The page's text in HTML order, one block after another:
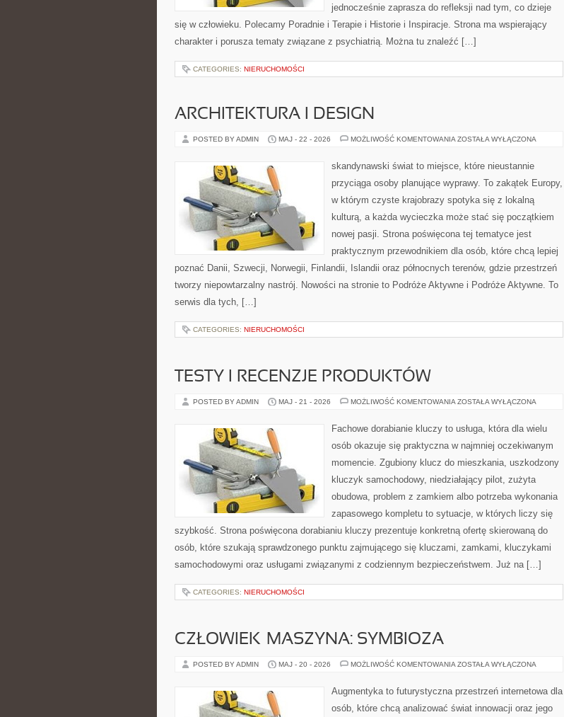
jednocześnie zaprasza do refleksji nad tym, co dzieje
się w człowieku. Polecamy Poradnie i Terapie i Historie i Inspiracje. Strona ma wspierający
charakter i porusza tematy związane z psychiatrią. Można tu znaleźć […]
CATEGORIES: NIERUCHOMOŚCI
ARCHITEKTURA I DESIGN
POSTED BY ADMIN MAJ - 22 - 2026 MOŻLIWOŚĆ KOMENTOWANIA ARCHITEKTURA
ZOSTAŁA WYŁĄCZONA
skandynawski świat to miejsce, które nieustannie
przyciąga osoby planujące wyprawy. To zakątek Europy,
w którym czyste krajobrazy spotyka się z lokalną
kulturą, a każda wycieczka może stać się początkiem
nowej pasji. Strona poświęcona tej tematyce jest
praktycznym przewodnikiem dla osób, które chcą lepiej
poznać Danii, Szwecji, Norwegii, Finlandii, Islandii oraz północnych terenów, gdzie przestrzeń
tworzy niepowtarzalny nastrój. Nowości na stronie to Podróże Aktywne i Podróże Aktywne. To
serwis dla tych, […]
CATEGORIES: NIERUCHOMOŚCI
TESTY I RECENZJE PRODUKTÓW
POSTED BY ADMIN MAJ - 21 - 2026 MOŻLIWOŚĆ KOMENTOWANIA TESTY
PRODUKTÓW
ZOSTAŁA WYŁĄCZONA
Fachowe dorabianie kluczy to usługa, która dla wielu
osób okazuje się praktyczna w najmniej oczekiwanym
momencie. Zgubiony klucz do mieszkania, uszkodzony
kluczyk samochodowy, niedziałający pilot, zużyta
obudowa, problem z zamkiem albo potrzeba wykonania
zapasowego kompletu to sytuacje, w których liczy się
szybkość. Strona poświęcona dorabianiu kluczy prezentuje konkretną ofertę skierowaną do
osób, które szukają sprawdzonego punktu zajmującego się kluczami, zamkami, kluczykami
samochodowymi oraz usługami związanymi z codziennym bezpieczeństwem. Już na […]
CATEGORIES: NIERUCHOMOŚCI
CZŁOWIEK–MASZYNA: SYMBIOZA
POSTED BY ADMIN MAJ - 20 - 2026 MOŻLIWOŚĆ KOMENTOWANIA CZŁOWIEK–
ZOSTAŁA WYŁĄCZONA
Augmentyka to futurystyczna przestrzeń internetowa dla
osób, które chcą analizować świat innowacji oraz jego